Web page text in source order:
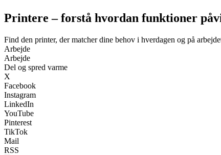
Printere – forstå hvordan funktioner
Find den printer, der matcher dine behov i hverdagen og på
Arbejde
Arbejde
Del og spred varme
X
Facebook
Instagram
LinkedIn
YouTube
Pinterest
TikTok
Mail
RSS